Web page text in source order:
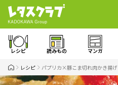
レシピ 読みもの マンガ
レシピ パプリカ×豚こま切れ肉かき揚げ